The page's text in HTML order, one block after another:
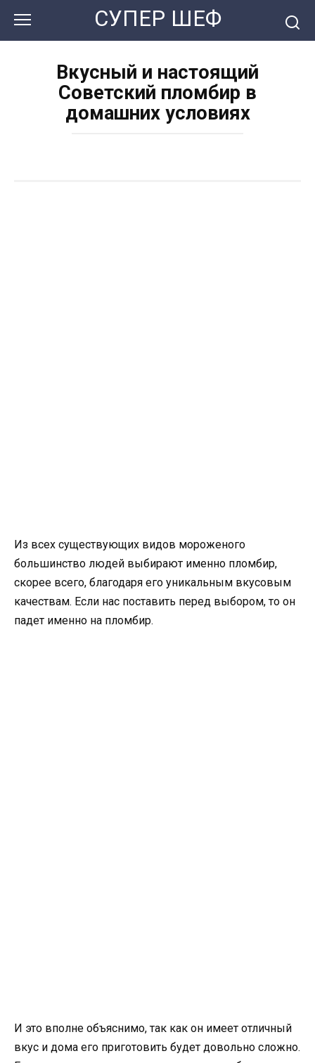
контенту
СУПЕР ШЕФ
Вкусный и настоящий
Советский пломбир в
домашних условиях
Из всех существующих видов мороженого
большинство людей выбирают именно пломбир,
скорее всего, благодаря его уникальным вкусовым
качествам. Если нас поставить перед выбором, то он
падет именно на пломбир.
И это вполне объяснимо, так как он имеет отличный
вкус и дома его приготовить будет довольно сложно.